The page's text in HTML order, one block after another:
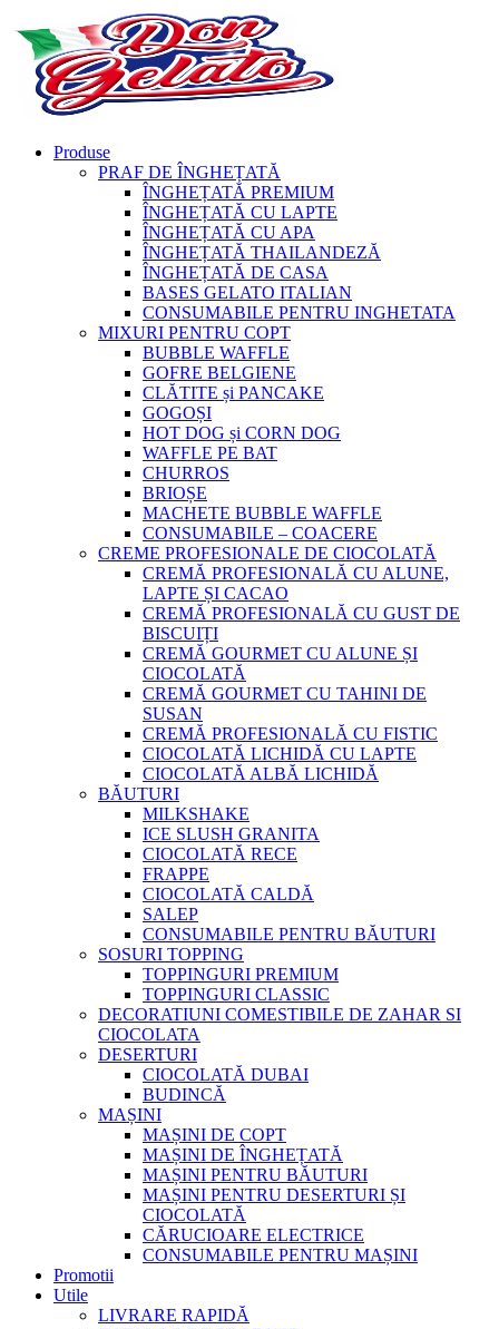
Produse
PRAF DE ÎNGHEȚATĂ
ÎNGHEȚATĂ PREMIUM
ÎNGHEȚATĂ CU LAPTE
ÎNGHEȚATĂ CU APA
ÎNGHEȚATĂ THAILANDEZĂ
ÎNGHEȚATĂ DE CASA
BASES GELATO ITALIAN
CONSUMABILE PENTRU INGHETATA
MIXURI PENTRU COPT
BUBBLE WAFFLE
GOFRE BELGIENE
CLĂTITE și PANCAKE
GOGOȘI
HOT DOG și CORN DOG
WAFFLE PE BAT
CHURROS
BRIOȘE
MACHETE BUBBLE WAFFLE
CONSUMABILE – COACERE
CREME PROFESIONALE DE CIOCOLATĂ
CREMĂ PROFESIONALĂ CU ALUNE,
LAPTE ȘI CACAO
CREMĂ PROFESIONALĂ CU GUST DE
BISCUIȚI
CREMĂ GOURMET CU ALUNE ȘI
CIOCOLATĂ
CREMĂ GOURMET CU TAHINI DE
SUSAN
CREMĂ PROFESIONALĂ CU FISTIC
CIOCOLATĂ LICHIDĂ CU LAPTE
CIOCOLATĂ ALBĂ LICHIDĂ
BĂUTURI
MILKSHAKE
ICE SLUSH GRANITA
CIOCOLATĂ RECE
FRAPPE
CIOCOLATĂ CALDĂ
SALEP
CONSUMABILE PENTRU BĂUTURI
SOSURI TOPPING
TOPPINGURI PREMIUM
TOPPINGURI CLASSIC
DECORATIUNI COMESTIBILE DE ZAHAR SI
CIOCOLATA
DESERTURI
CIOCOLATĂ DUBAI
BUDINCĂ
MAȘINI
MAȘINI DE COPT
MAȘINI DE ÎNGHEȚATĂ
MAȘINI PENTRU BĂUTURI
MAȘINI PENTRU DESERTURI ȘI
CIOCOLATĂ
CĂRUCIOARE ELECTRICE
CONSUMABILE PENTRU MAȘINI
Promotii
Utile
LIVRARE RAPIDĂ